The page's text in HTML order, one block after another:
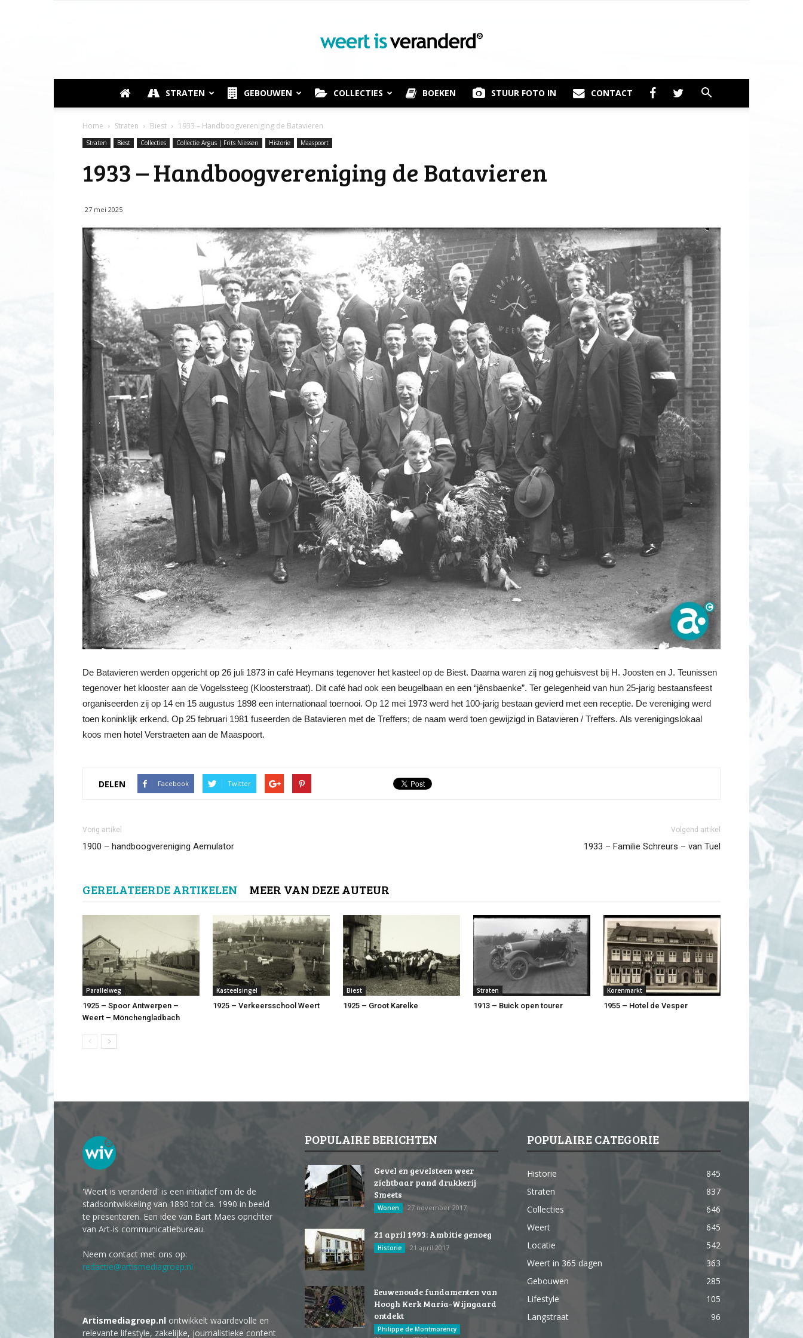
Weert
is
Veranderd
STRATEN GEBOUWEN COLLECTIES BOEKEN STUUR FOTO IN CONTACT
Home Straten Biest 1933 – Handboogvereniging de Batavieren
Straten Biest Collecties Collectie Argus | Frits Niessen Historie Maaspoort
1933 – Handboogvereniging de Batavieren
27 mei 2025
De Batavieren werden opgericht op 26 juli 1873 in café Heymans tegenover het kasteel op de Biest. Daarna waren zij nog gehuisvest bij H. Joosten en J. Teunissen
tegenover het klooster aan de Vogelssteeg (Kloosterstraat). Dit café had ook een beugelbaan en een “jênsbaenke”. Ter gelegenheid van hun 25-jarig bestaansfeest
organiseerden zij op 14 en 15 augustus 1898 een internationaal toernooi. Op 12 mei 1973 werd het 100-jarig bestaan gevierd met een receptie. De vereniging werd
toen koninklijk erkend. Op 25 februari 1981 fuseerden de Batavieren met de Treffers; de naam werd toen gewijzigd in Batavieren / Treffers. Als verenigingslokaal
koos men hotel Verstraeten aan de Maaspoort.
DELEN Facebook Twitter
Vorig artikel
1900 – handboogvereniging Aemulator
Volgend artikel
1933 – Familie Schreurs – van Tuel
GERELATEERDE ARTIKELEN MEER VAN DEZE AUTEUR
Parallelweg
1925 – Spoor Antwerpen –
Weert – Mönchengladbach
Kasteelsingel
1925 – Verkeersschool Weert
Biest
1925 – Groot Karelke
Straten
1913 – Buick open tourer
Korenmarkt
1955 – Hotel de Vesper
'Weert is veranderd' is een initiatief om de de
stadsontwikkeling van 1890 tot ca. 1990 in beeld
te presenteren. Een idee van Bart Maes oprichter
van Art-is communicatiebureau.
Neem contact met ons op:
redactie@artismediagroep.nl
Artismediagroep.nl ontwikkelt waardevolle en
relevante lifestyle, zakelijke, journalistieke content
POPULAIRE BERICHTEN
Gevel en gevelsteen weer
zichtbaar pand drukkerij
Smeets
Wonen 27 november 2017
21 april 1993: Ambitie genoeg
Historie 21 april 2017
Eeuwenoude fundamenten van
Hoogh Kerk Maria-Wijngaard
ontdekt
Philippe de Montmorency
POPULAIRE CATEGORIE
Historie
845
Straten
837
Collecties
646
Weert
645
Locatie
542
Weert in 365 dagen
363
Gebouwen
285
Lifestyle
105
Langstraat
96